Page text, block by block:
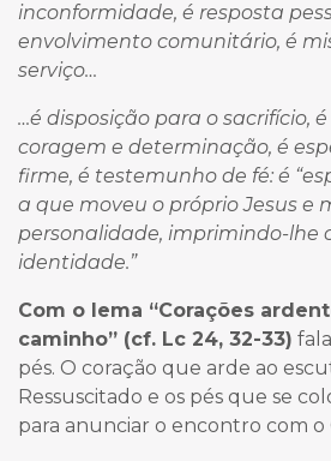
inconformidade, é resposta
envolvimento comunitário, é
serviço…
…é disposição para o sacrifício,
coragem e determinação, é
firme, é testemunho de fé: é
a que moveu o próprio Jesus e
personalidade, imprimindo-lhe
identidade.”
Com o lema “Corações
caminho” (cf. Lc 24, 32-33)
pés. O coração que arde ao
Ressuscitado e os pés que se
para anunciar o encontro com o